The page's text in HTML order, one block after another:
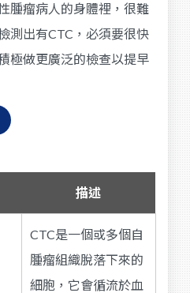
腫瘤病人的身體裡，很難
測出有CTC，必須要很快
極做更廣泛的檢查以提早
描述
CTC是一個或多個自
腫瘤組織脫落下來的
細胞，它會循流於血